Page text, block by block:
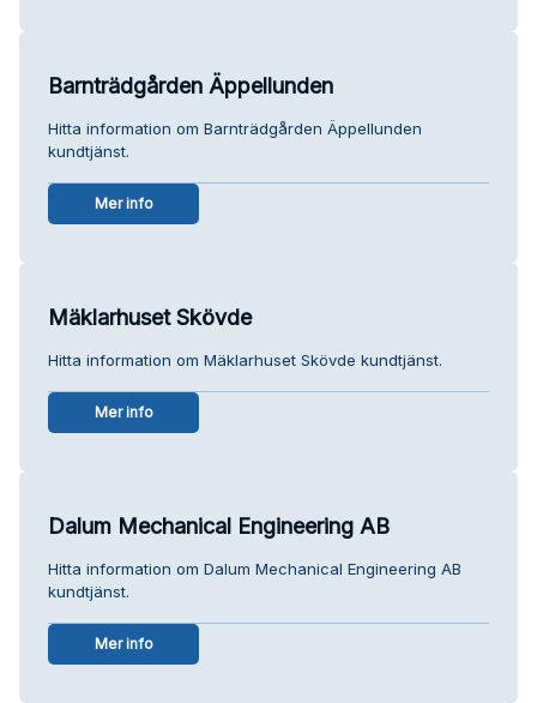
Barnträdgården Äppellunden
Hitta information om Barnträdgården Äppellunden
kundtjänst.
Mer info
Mäklarhuset Skövde
Hitta information om Mäklarhuset Skövde kundtjänst.
Mer info
Dalum Mechanical Engineering AB
Hitta information om Dalum Mechanical Engineering AB
kundtjänst.
Mer info